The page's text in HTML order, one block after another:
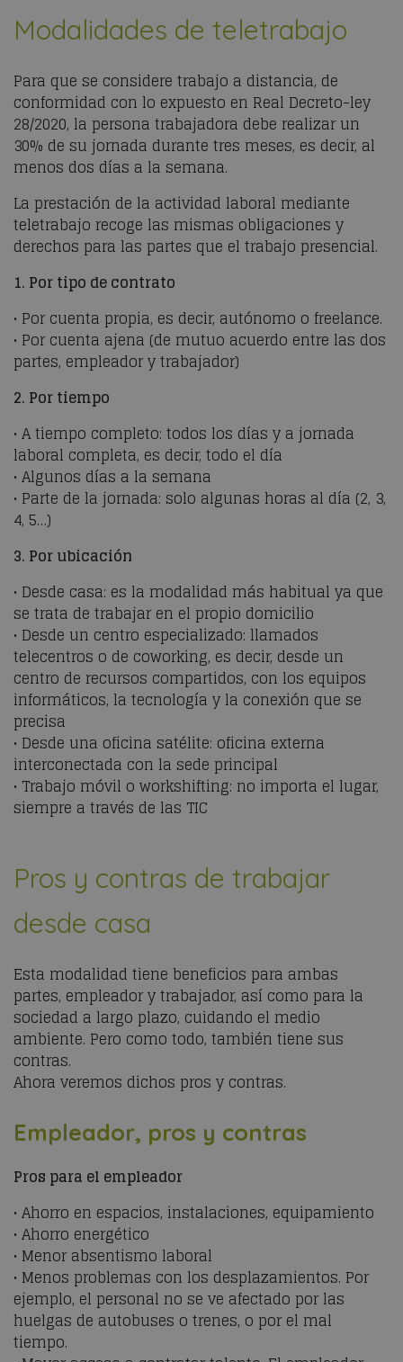
Modalidades de teletrabajo
Para que se considere trabajo a distancia, de
conformidad con lo expuesto en Real Decreto-ley
28/2020, la persona trabajadora debe realizar un
30% de su jornada durante tres meses, es decir, al
menos dos días a la semana.
La prestación de la actividad laboral mediante
teletrabajo recoge las mismas obligaciones y
derechos para las partes que el trabajo presencial.
1. Por tipo de contrato
• Por cuenta propia, es decir, autónomo o freelance.
• Por cuenta ajena (de mutuo acuerdo entre las dos
partes, empleador y trabajador)
2. Por tiempo
• A tiempo completo: todos los días y a jornada
laboral completa, es decir, todo el día
• Algunos días a la semana
• Parte de la jornada: solo algunas horas al día (2, 3,
4, 5…)
3. Por ubicación
• Desde casa: es la modalidad más habitual ya que
se trata de trabajar en el propio domicilio
• Desde un centro especializado: llamados
telecentros o de coworking, es decir, desde un
centro de recursos compartidos, con los equipos
informáticos, la tecnología y la conexión que se
precisa
• Desde una oficina satélite: oficina externa
interconectada con la sede principal
• Trabajo móvil o workshifting: no importa el lugar,
siempre a través de las TIC
Pros y contras de trabajar
desde casa
Esta modalidad tiene beneficios para ambas
partes, empleador y trabajador, así como para la
sociedad a largo plazo, cuidando el medio
ambiente. Pero como todo, también tiene sus
contras.
Ahora veremos dichos pros y contras.
Empleador, pros y contras
Pros para el empleador
• Ahorro en espacios, instalaciones, equipamiento
• Ahorro energético
• Menor absentismo laboral
• Menos problemas con los desplazamientos. Por
ejemplo, el personal no se ve afectado por las
huelgas de autobuses o trenes, o por el mal
tiempo.